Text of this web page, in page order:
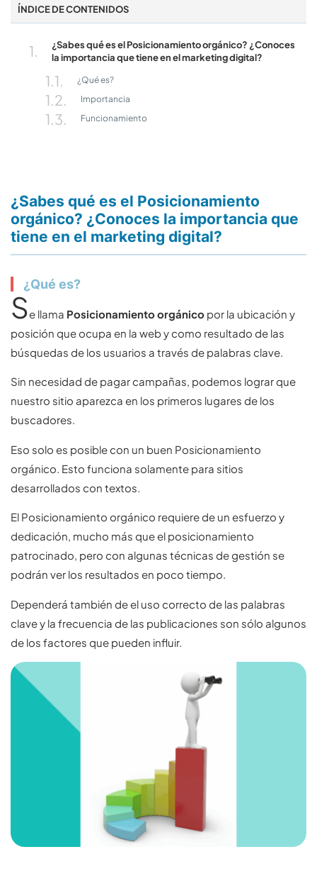
ÍNDICE DE CONTENIDOS
¿Sabes qué es el Posicionamiento orgánico? ¿Conoces
la importancia que tiene en el marketing digital?
¿Qué es?
Importancia
Funcionamiento
¿Sabes qué es el Posicionamiento
orgánico? ¿Conoces la importancia que
tiene en el marketing digital?
¿Qué es?
Se llama Posicionamiento orgánico por la ubicación y
posición que ocupa en la web y como resultado de las
búsquedas de los usuarios a través de palabras clave.
Sin necesidad de pagar campañas, podemos lograr que
nuestro sitio aparezca en los primeros lugares de los
buscadores.
Eso solo es posible con un buen Posicionamiento
orgánico. Esto funciona solamente para sitios
desarrollados con textos.
El Posicionamiento orgánico requiere de un esfuerzo y
dedicación, mucho más que el posicionamiento
patrocinado, pero con algunas técnicas de gestión se
podrán ver los resultados en poco tiempo.
Dependerá también de el uso correcto de las palabras
clave y la frecuencia de las publicaciones son sólo algunos
de los factores que pueden influir.